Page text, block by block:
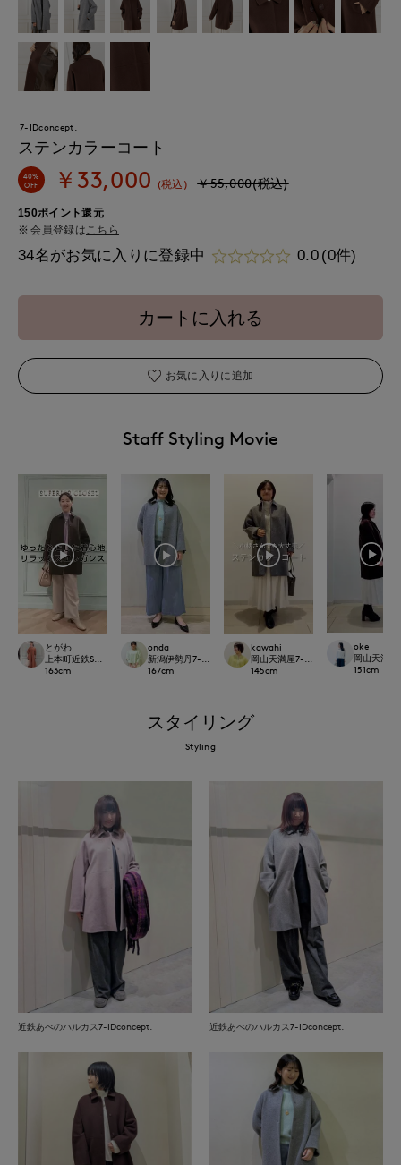
7-IDconcept.
ステンカラーコート
40%
OFF
￥33,000 (税込) ￥55,000(税込)
150ポイント還元
会員登録は こちら
34名がお気に入りに登録中 0.0 (0件)
カートに入れる
お気に入りに追加
Staff Styling Movie
とがわ
上本町近鉄SUPERIORCLOSET
163cm
onda
新潟伊勢丹7-IDconcept.
167cm
kawahi
岡山天満屋7-IDconcept.
145cm
oke
岡山天満
151cm
スタイリング
Styling
近鉄あべのハルカス7-IDconcept. 近鉄あべのハルカス7-IDconcept.